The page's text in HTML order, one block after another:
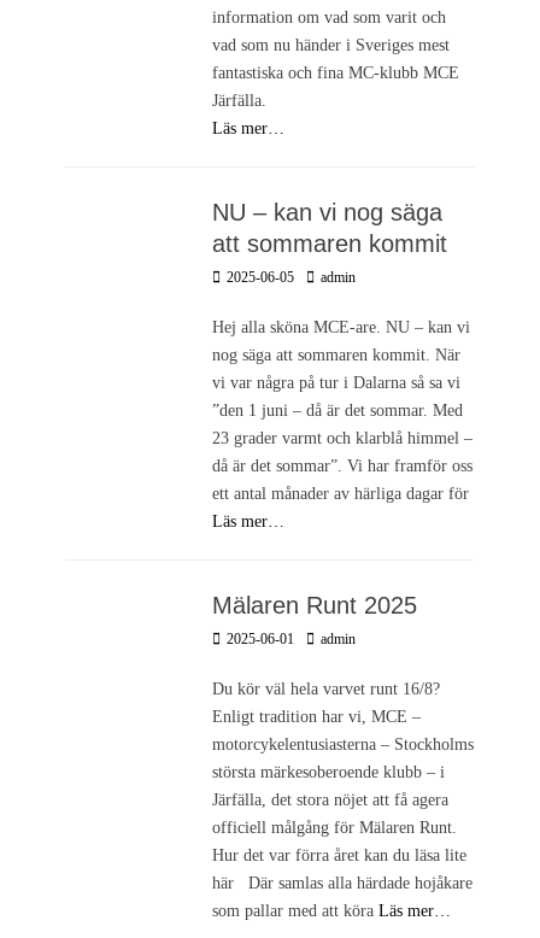
information om vad som varit och
vad som nu händer i Sveriges mest
fantastiska och fina MC-klubb MCE
Järfälla.
Läs mer…
NU – kan vi nog säga
att sommaren kommit
Postades
2025-06-05 Författare
admin
Hej alla sköna MCE-are. NU – kan vi
nog säga att sommaren kommit. När
vi var några på tur i Dalarna så sa vi
”den 1 juni – då är det sommar. Med
23 grader varmt och klarblå himmel –
då är det sommar”. Vi har framför oss
ett antal månader av härliga dagar för
Läs mer…
Mälaren Runt 2025
Postades
2025-06-01 Författare
admin
Du kör väl hela varvet runt 16/8?
Enligt tradition har vi, MCE –
motorcykelentusiasterna – Stockholms
största märkesoberoende klubb – i
Järfälla, det stora nöjet att få agera
officiell målgång för Mälaren Runt.
Hur det var förra året kan du läsa lite
här Där samlas alla härdade hojåkare
som pallar med att köraLäs mer…